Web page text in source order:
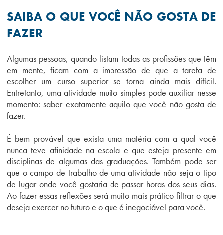
SAIBA O QUE VOCÊ NÃO GOSTA DE
FAZER
Algumas pessoas, quando listam todas as profissões que têm
em mente, ficam com a impressão de que a tarefa de
escolher um curso superior se torna ainda mais difícil.
Entretanto, uma atividade muito simples pode auxiliar nesse
momento: saber exatamente aquilo que você não gosta de
fazer.
É bem provável que exista uma matéria com a qual você
nunca teve afinidade na escola e que esteja presente em
disciplinas de algumas das graduações. Também pode ser
que o campo de trabalho de uma atividade não seja o tipo
de lugar onde você gostaria de passar horas dos seus dias.
Ao fazer essas reflexões será muito mais prático filtrar o que
deseja exercer no futuro e o que é inegociável para você.